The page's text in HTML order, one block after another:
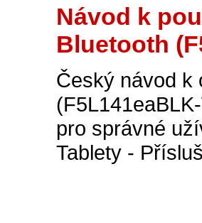
Návod k
Bluetooth
Český návod k
pro správné
Tablety -